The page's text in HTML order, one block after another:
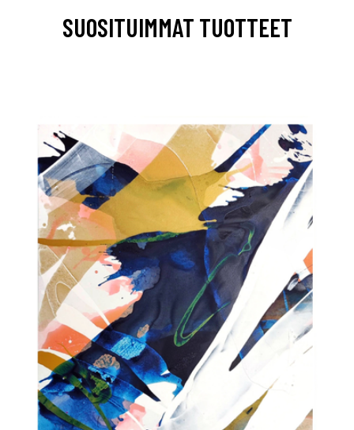
SUOSITUIMMAT TUOTTEET